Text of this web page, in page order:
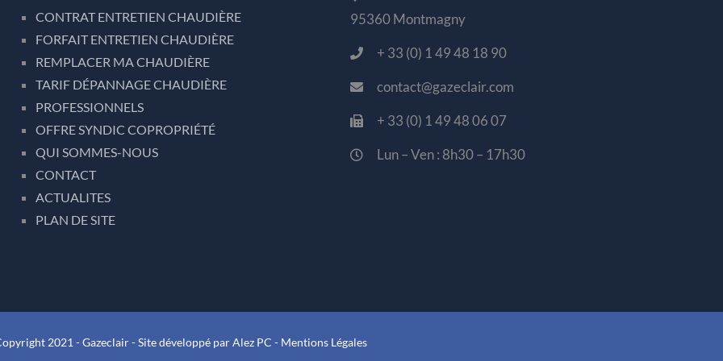
CONTRAT ENTRETIEN CHAUDIÈRE
FORFAIT ENTRETIEN CHAUDIÈRE
REMPLACER MA CHAUDIÈRE
TARIF DÉPANNAGE CHAUDIÈRE
PROFESSIONNELS
OFFRE SYNDIC COPROPRIÉTÉ
QUI SOMMES-NOUS
CONTACT
ACTUALITES
PLAN DE SITE
95360 Montmagny
+ 33 (0) 1 49 48 18 90
contact@gazeclair.com
+ 33 (0) 1 49 48 06 07
Lun – Ven : 8h30 – 17h30
2021 -Gazeclair- Site développé parAlez PC - Mentions Légales